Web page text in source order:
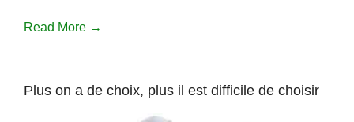
Read More →
Plus on a de choix, plus il est difficile de choisir